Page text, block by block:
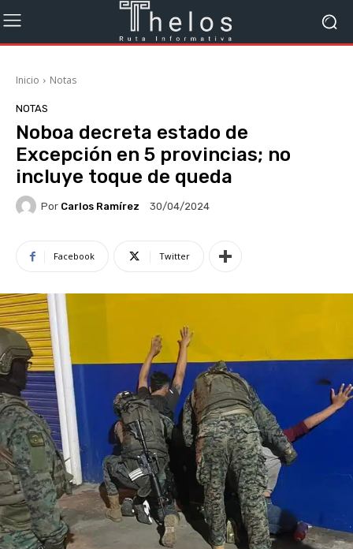
Inicio Notas
NOTAS
Noboa decreta estado de
Excepción en 5 provincias; no
incluye toque de queda
Por Carlos Ramírez 30/04/2024
Facebook Twitter